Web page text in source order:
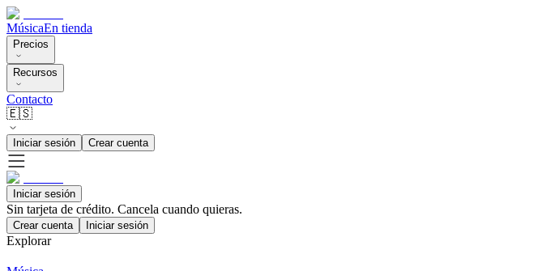
MúsicaEn tienda
Precios
Recursos
Contacto
🇪🇸
Iniciar sesión Crear cuenta
Iniciar sesión
Sin tarjeta de crédito. Cancela cuando quieras.
Crear cuenta Iniciar sesión
Explorar